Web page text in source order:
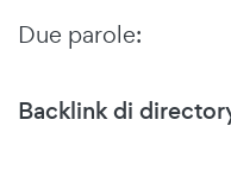
Due parole:
Backlink di